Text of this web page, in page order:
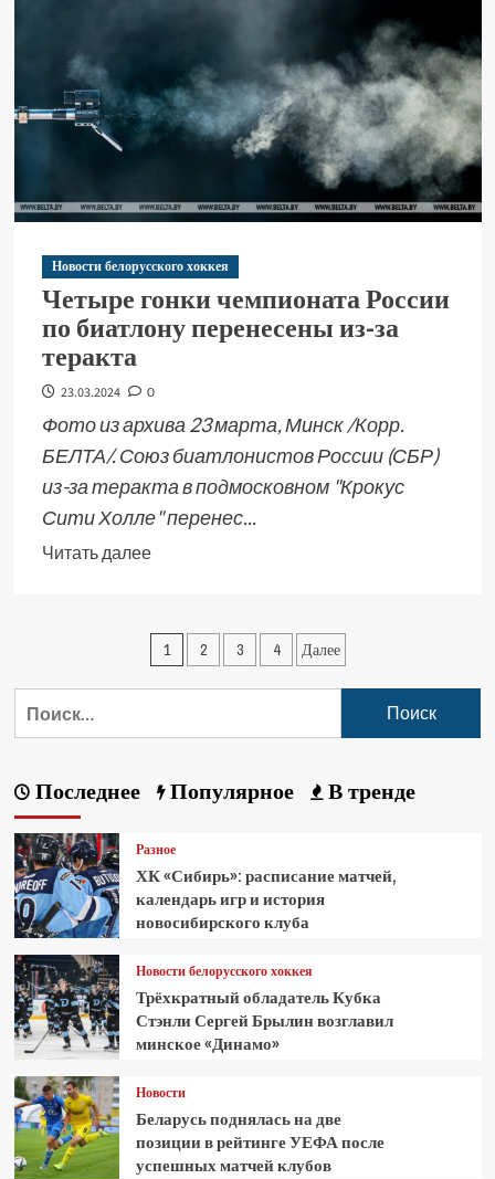
Новости белорусского хоккея
Четыре гонки чемпионата России
по биатлону перенесены из-за
теракта
23.03.2024 0
Фото из архива 23 марта, Минск /Корр.
БЕЛТА/. Союз биатлонистов России (СБР)
из-за теракта в подмосковном "Крокус
Сити Холле" перенес...
Читать далее
1 2 3 4 Далее
Последнее Популярное В тренде
Разное
ХК «Сибирь»: расписание матчей,
календарь игр и история
новосибирского клуба
Новости белорусского хоккея
Трёхкратный обладатель Кубка
Стэнли Сергей Брылин возглавил
минское «Динамо»
Новости
Беларусь поднялась на две
позиции в рейтинге УЕФА после
успешных матчей клубов